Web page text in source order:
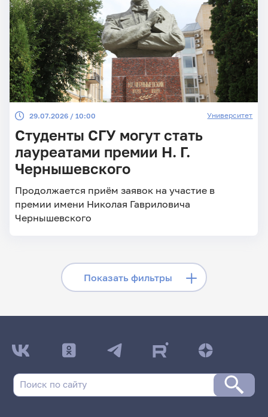
29.07.2026 / 10:00 Университет
Студенты СГУ могут стать
лауреатами премии Н. Г.
Чернышевского
Продолжается приём заявок на участие в
премии имени Николая Гавриловича
Чернышевского
Показать фильтры
Скрыть фильтры
Поиск по рубрикам